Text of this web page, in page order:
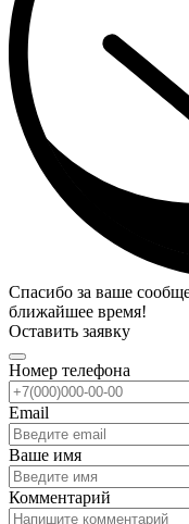
Спасибо за ваше
ближайшее время!
Оставить заявку
Номер телефона
Email
Ваше имя
Комментарий